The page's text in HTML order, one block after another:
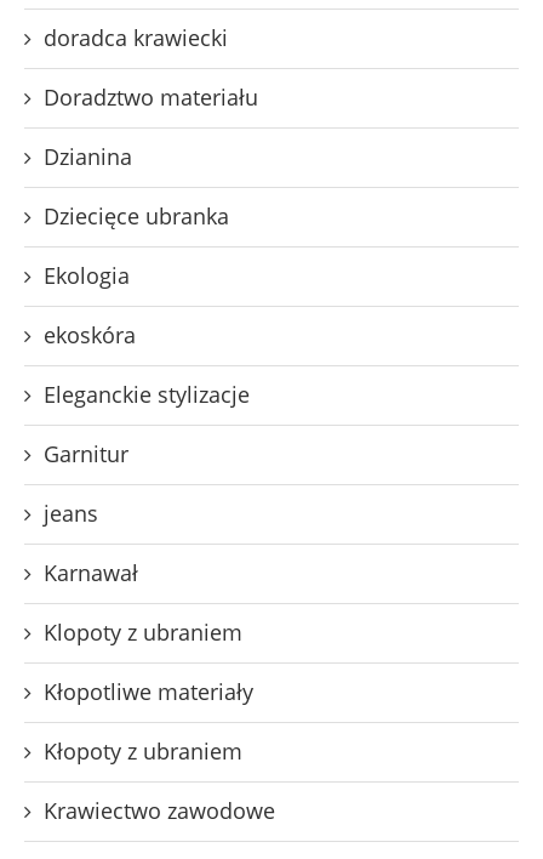
doradca krawiecki
Doradztwo materiału
Dzianina
Dziecięce ubranka
Ekologia
ekoskóra
Eleganckie stylizacje
Garnitur
jeans
Karnawał
Klopoty z ubraniem
Kłopotliwe materiały
Kłopoty z ubraniem
Krawiectwo zawodowe